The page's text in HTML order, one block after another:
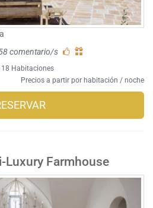
comentario/s
18 Habitaciones
Precios a partir por habitación / noche
Luxury Farmhouse